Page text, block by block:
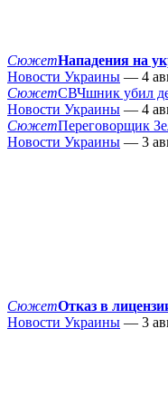
СюжетНападения на
Новости Украины — 4
СюжетСВЧшник убил
Новости Украины — 4
СюжетПереговорщик
Новости Украины — 3
СюжетОтказ в
Новости Украины — 3